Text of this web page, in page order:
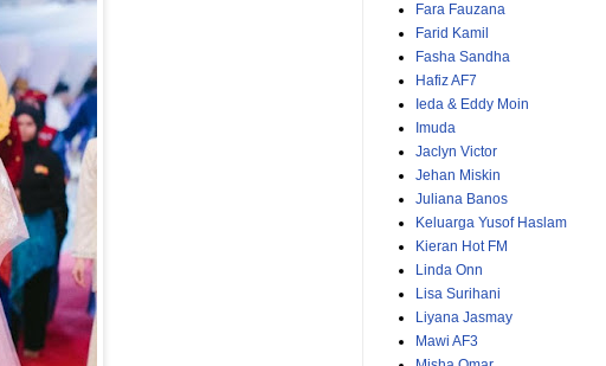
Fara Fauzana
Farid Kamil
Fasha Sandha
Hafiz AF7
Ieda & Eddy Moin
Imuda
Jaclyn Victor
Jehan Miskin
Juliana Banos
Keluarga Yusof Haslam
Kieran Hot FM
Linda Onn
Lisa Surihani
Liyana Jasmay
Mawi AF3